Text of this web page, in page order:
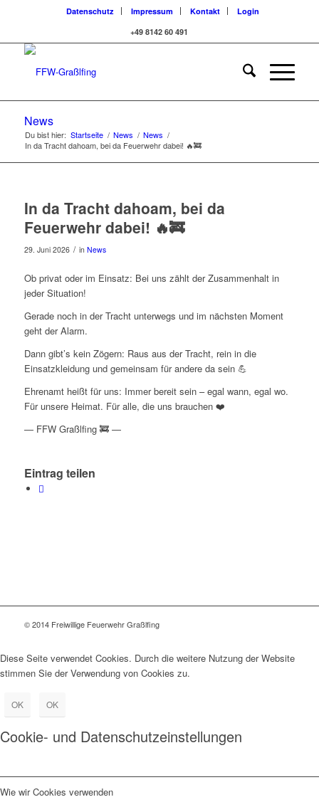
Datenschutz Impressum Kontakt
Login
+49 8142 60 491
News
Du bist hier: Startseite / News / News /
In da Tracht dahoam, bei da Feuerwehr dabei! 🔥🚒
In da Tracht dahoam, bei da
Feuerwehr dabei! 🔥🚒
29. Juni 2026 / in News
Ob privat oder im Einsatz: Bei uns zählt der Zusammenhalt in
jeder Situation!
Gerade noch in der Tracht unterwegs und im nächsten Moment
geht der Alarm.
Dann gibt’s kein Zögern: Raus aus der Tracht, rein in die
Einsatzkleidung und gemeinsam für andere da sein 💪
Ehrenamt heißt für uns: Immer bereit sein – egal wann, egal wo.
Für unsere Heimat. Für alle, die uns brauchen ❤️
— FFW Graßlfing 🚒 —
Eintrag teilen
© 2014 Freiwillige Feuerwehr Graßlfing
Diese Seite verwendet Cookies. Durch die weitere Nutzung der Website
stimmen Sie der Verwendung von Cookies zu.
OK OK
Cookie- und Datenschutzeinstellungen
Wie wir Cookies verwenden